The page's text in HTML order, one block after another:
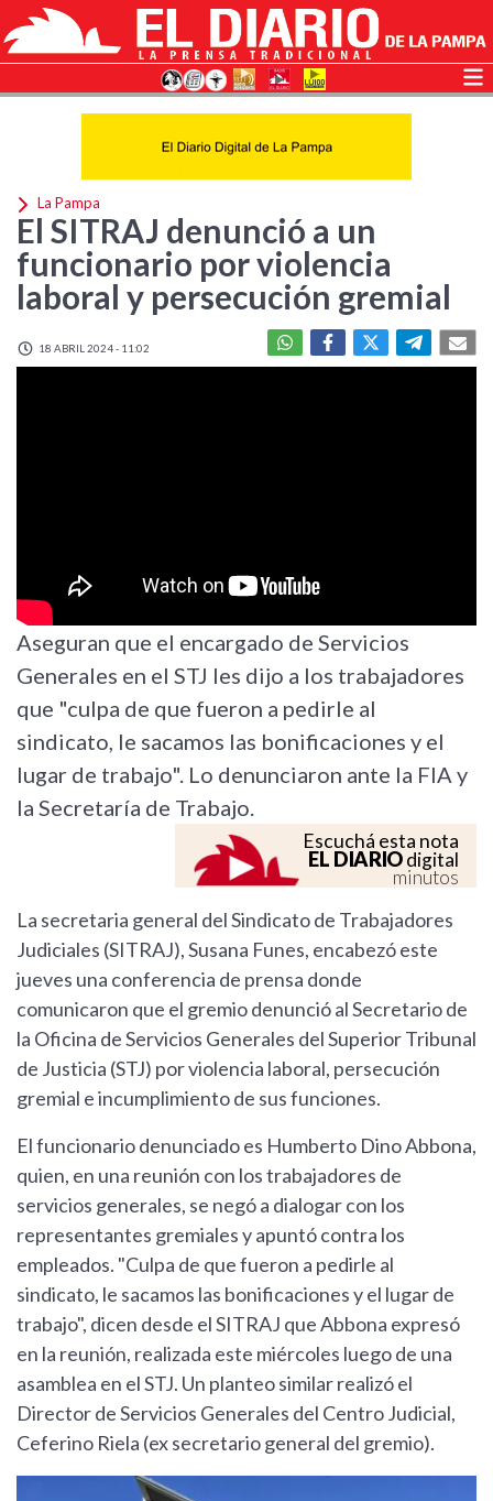
La Pampa
El SITRAJ denunció a un
funcionario por violencia
laboral y persecución gremial
18 ABRIL 2024 - 11:02
Aseguran que el encargado de Servicios
Generales en el STJ les dijo a los trabajadores
que "culpa de que fueron a pedirle al
sindicato, le sacamos las bonificaciones y el
lugar de trabajo". Lo denunciaron ante la FIA y
la Secretaría de Trabajo.
Escuchá esta nota
EL DIARIOdigital
minutos
La secretaria general del Sindicato de Trabajadores
Judiciales (SITRAJ), Susana Funes, encabezó este
jueves una conferencia de prensa donde
comunicaron que el gremio denunció al Secretario de
la Oficina de Servicios Generales del Superior Tribunal
de Justicia (STJ) por violencia laboral, persecución
gremial e incumplimiento de sus funciones.
El funcionario denunciado es Humberto Dino Abbona,
quien, en una reunión con los trabajadores de
servicios generales, se negó a dialogar con los
representantes gremiales y apuntó contra los
empleados. "Culpa de que fueron a pedirle al
sindicato, le sacamos las bonificaciones y el lugar de
trabajo", dicen desde el SITRAJ que Abbona expresó
en la reunión, realizada este miércoles luego de una
asamblea en el STJ. Un planteo similar realizó el
Director de Servicios Generales del Centro Judicial,
Ceferino Riela (ex secretario general del gremio).